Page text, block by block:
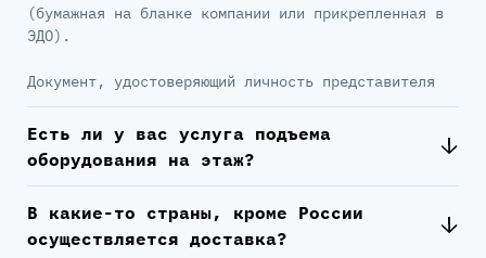
(бумажная на бланке компании или прикрепленная в
ЭДО).
Документ, удостоверяющий личность представителя
Есть ли у вас услуга подъема
оборудования на этаж?
В какие-то страны, кроме России
осуществляется доставка?